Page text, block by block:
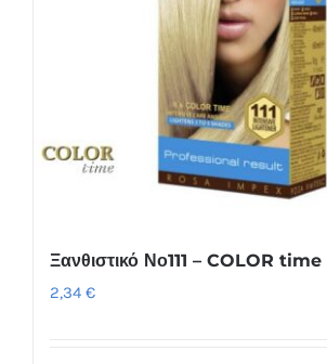
Ξανθιστικό Νο111 – COLOR time
2,34 €